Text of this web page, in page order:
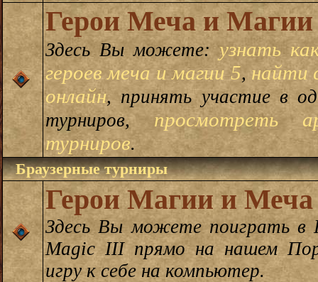
Герои Меча и Магии
Здесь Вы можете:узнать
героев меча и магии 5, найти
онлайн, принять участие в
турниров,просмотреть
турниров.
Браузерные турниры
Герои Магии и Меча
Здесь Вы можете поиграть в
Magic III прямо на нашем
игру к себе на компьютер.